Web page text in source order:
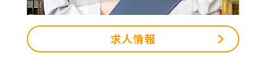
求人情報